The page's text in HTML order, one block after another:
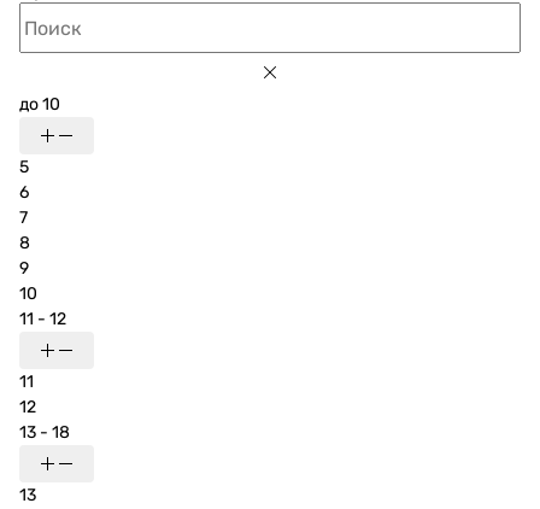
до 10
5
6
7
8
9
10
11 - 12
11
12
13 - 18
13